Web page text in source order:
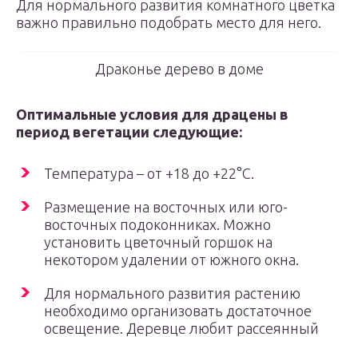
Для нормального развития комнатного цветка
важно правильно подобрать место для него.
Драконье дерево в доме
Оптимальные условия для драцены в
период вегетации следующие:
Температура – от +18 до +22°С.
Размещение на восточных или юго-
восточных подоконниках. Можно
установить цветочный горшок на
некотором удалении от южного окна.
Для нормального развития растению
необходимо организовать достаточное
освещение. Деревце любит рассеянный